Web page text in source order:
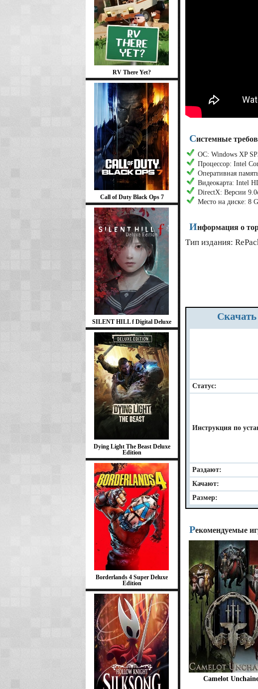
RV There Yet?
Call of Duty Black Ops 7
SILENT HILL f Digital Deluxe
Dying Light The Beast Deluxe
Edition
Borderlands 4 Super Deluxe
Edition
Системные
ОС: Windows XP
Процессор: Intel
Оперативная
Видеокарта: Intel
DirectX: Версии
Место на диске: 8
Информация о
Тип издания:
Статус:
Инструкция по
Раздают:
Качают:
Размер:
Рекомендуемые
Camelot